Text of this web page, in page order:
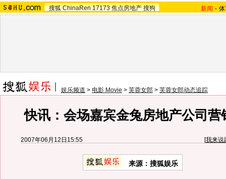
搜狐 ChinaRen 17173 焦点房地产 搜狗 新闻 -
娱乐频道 > 电影 Movie > 芙蓉女郎 > 芙蓉女郎动态追踪
快讯：会场嘉宾金兔房地产公司营
2007年06月12日15:55 [我来说
来源：搜狐娱乐